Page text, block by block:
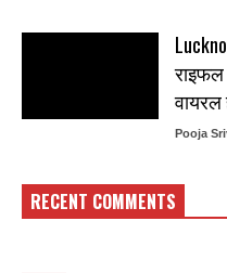
Pooja
RECENT COMMENTS